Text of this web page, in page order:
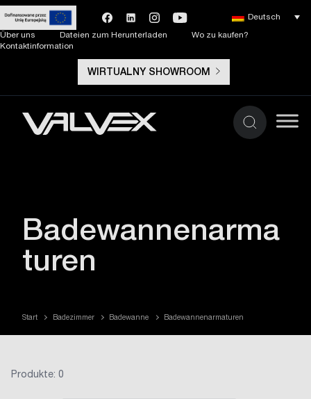
Über uns Dateien zum Herunterladen
Wo zu kaufen?
Kontaktinformation
WIRTUALNY SHOWROOM
Deutsch
Badewannenarma
turen
Start Badezimmer Badewanne Badewannenarmaturen
Produkte: 0